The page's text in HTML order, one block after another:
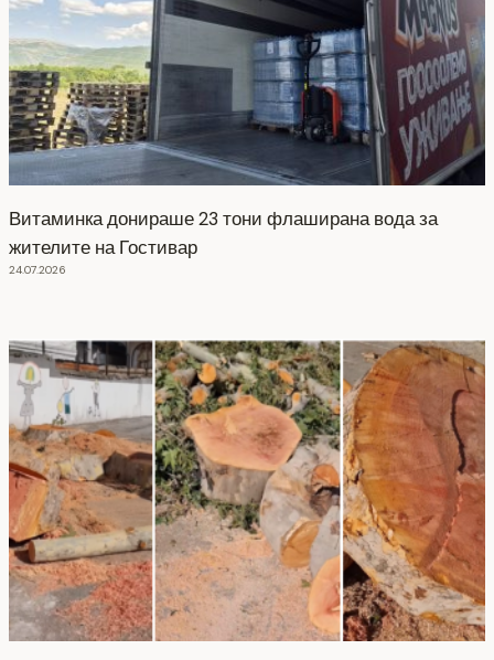
Витаминка донираше 23 тони флаширана вода за
жителите на Гостивар
24.07.2026